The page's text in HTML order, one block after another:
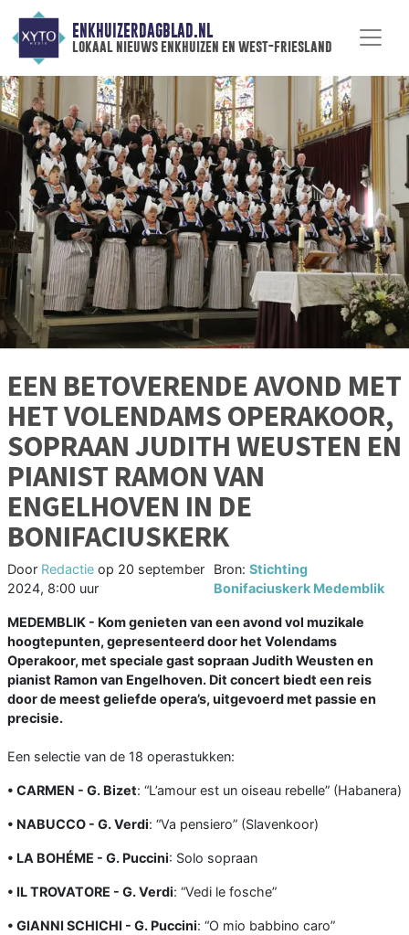
ENKHUIZERDAGBLAD.NL
lokaal nieuws enkhuizen en west-friesland
EEN BETOVERENDE AVOND MET
HET VOLENDAMS OPERAKOOR,
SOPRAAN JUDITH WEUSTEN EN
PIANIST RAMON VAN
ENGELHOVEN IN DE
BONIFACIUSKERK
Door Redactie op 20 september
2024, 8:00 uur
Bron: Stichting
Bonifaciuskerk Medemblik
MEDEMBLIK - Kom genieten van een avond vol muzikale
hoogtepunten, gepresenteerd door het Volendams
Operakoor, met speciale gast sopraan Judith Weusten en
pianist Ramon van Engelhoven. Dit concert biedt een reis
door de meest geliefde opera’s, uitgevoerd met passie en
precisie.
Een selectie van de 18 operastukken:
• CARMEN - G. Bizet: “L’amour est un oiseau rebelle” (Habanera)
• NABUCCO - G. Verdi: “Va pensiero” (Slavenkoor)
• LA BOHÉME - G. Puccini: Solo sopraan
• IL TROVATORE - G. Verdi: “Vedi le fosche”
• GIANNI SCHICHI - G. Puccini: “O mio babbino caro”